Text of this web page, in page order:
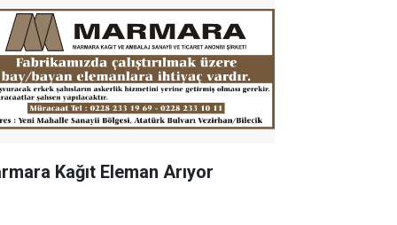
Kağıt Eleman Arıyor